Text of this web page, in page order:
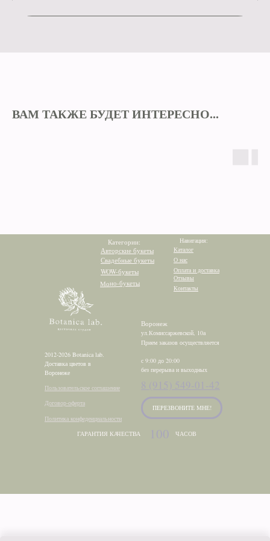
ВАМ ТАКЖЕ БУДЕТ ИНТЕРЕСНО...
2012-2026 Botanica lab.
Доставка цветов в
Воронеже
Договор-оферта
Пользовательское соглашение
Политика конфеденциальности
ПЕРЕЗВОНИТЕ МНЕ!
Контакты
Отзывы
Оплата и доставка
О нас
Каталог
Навигация:
Категории:
Моно-букеты
WOW-букеты
Свадебные букеты
Авторские букеты
ГАРАНТИЯ КАЧЕСТВА ЧАСОВ
Прием заказов осуществляется
с 9:00 до 20:00
без перерыва и выходных
ул.Комиссаржевской, 10а
Воронеж